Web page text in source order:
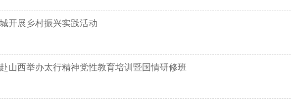
开展乡村振兴实践活动
山西举办太行精神党性教育培训暨国情研修班